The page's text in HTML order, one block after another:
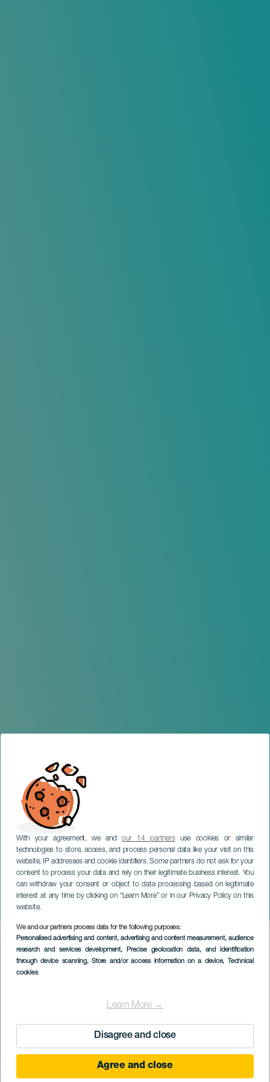
With your agreement, we andour 14 partnersuse cookies or similar
technologies to store, access, and process personal data like your visit on this
website, IP addresses and cookie identifiers. Some partners do not ask for your
consent to process your data and rely on their legitimate business interest. You
can withdraw your consent or object to data processing based on legitimate
interest at any time by clicking on “Learn More” or in our Privacy Policy on this
website.
We and our partners process data for the following purposes:
Personalised advertising and content, advertising and content measurement, audience
research and services development, Precise geolocation data, and identification
through device scanning, Store and/or access information on a device, Technical
cookies
Learn More →
Disagree and close
Agree and close
40 Delirios
GRAN CANARIA
Imagen
Listado